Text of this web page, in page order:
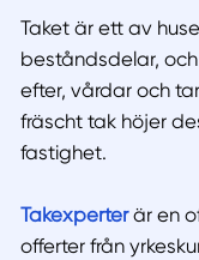
Taket är ett av
beståndsdelar,
efter, vårdar och
fräscht tak höjer
fastighet.
Takexperterär en
offerter från